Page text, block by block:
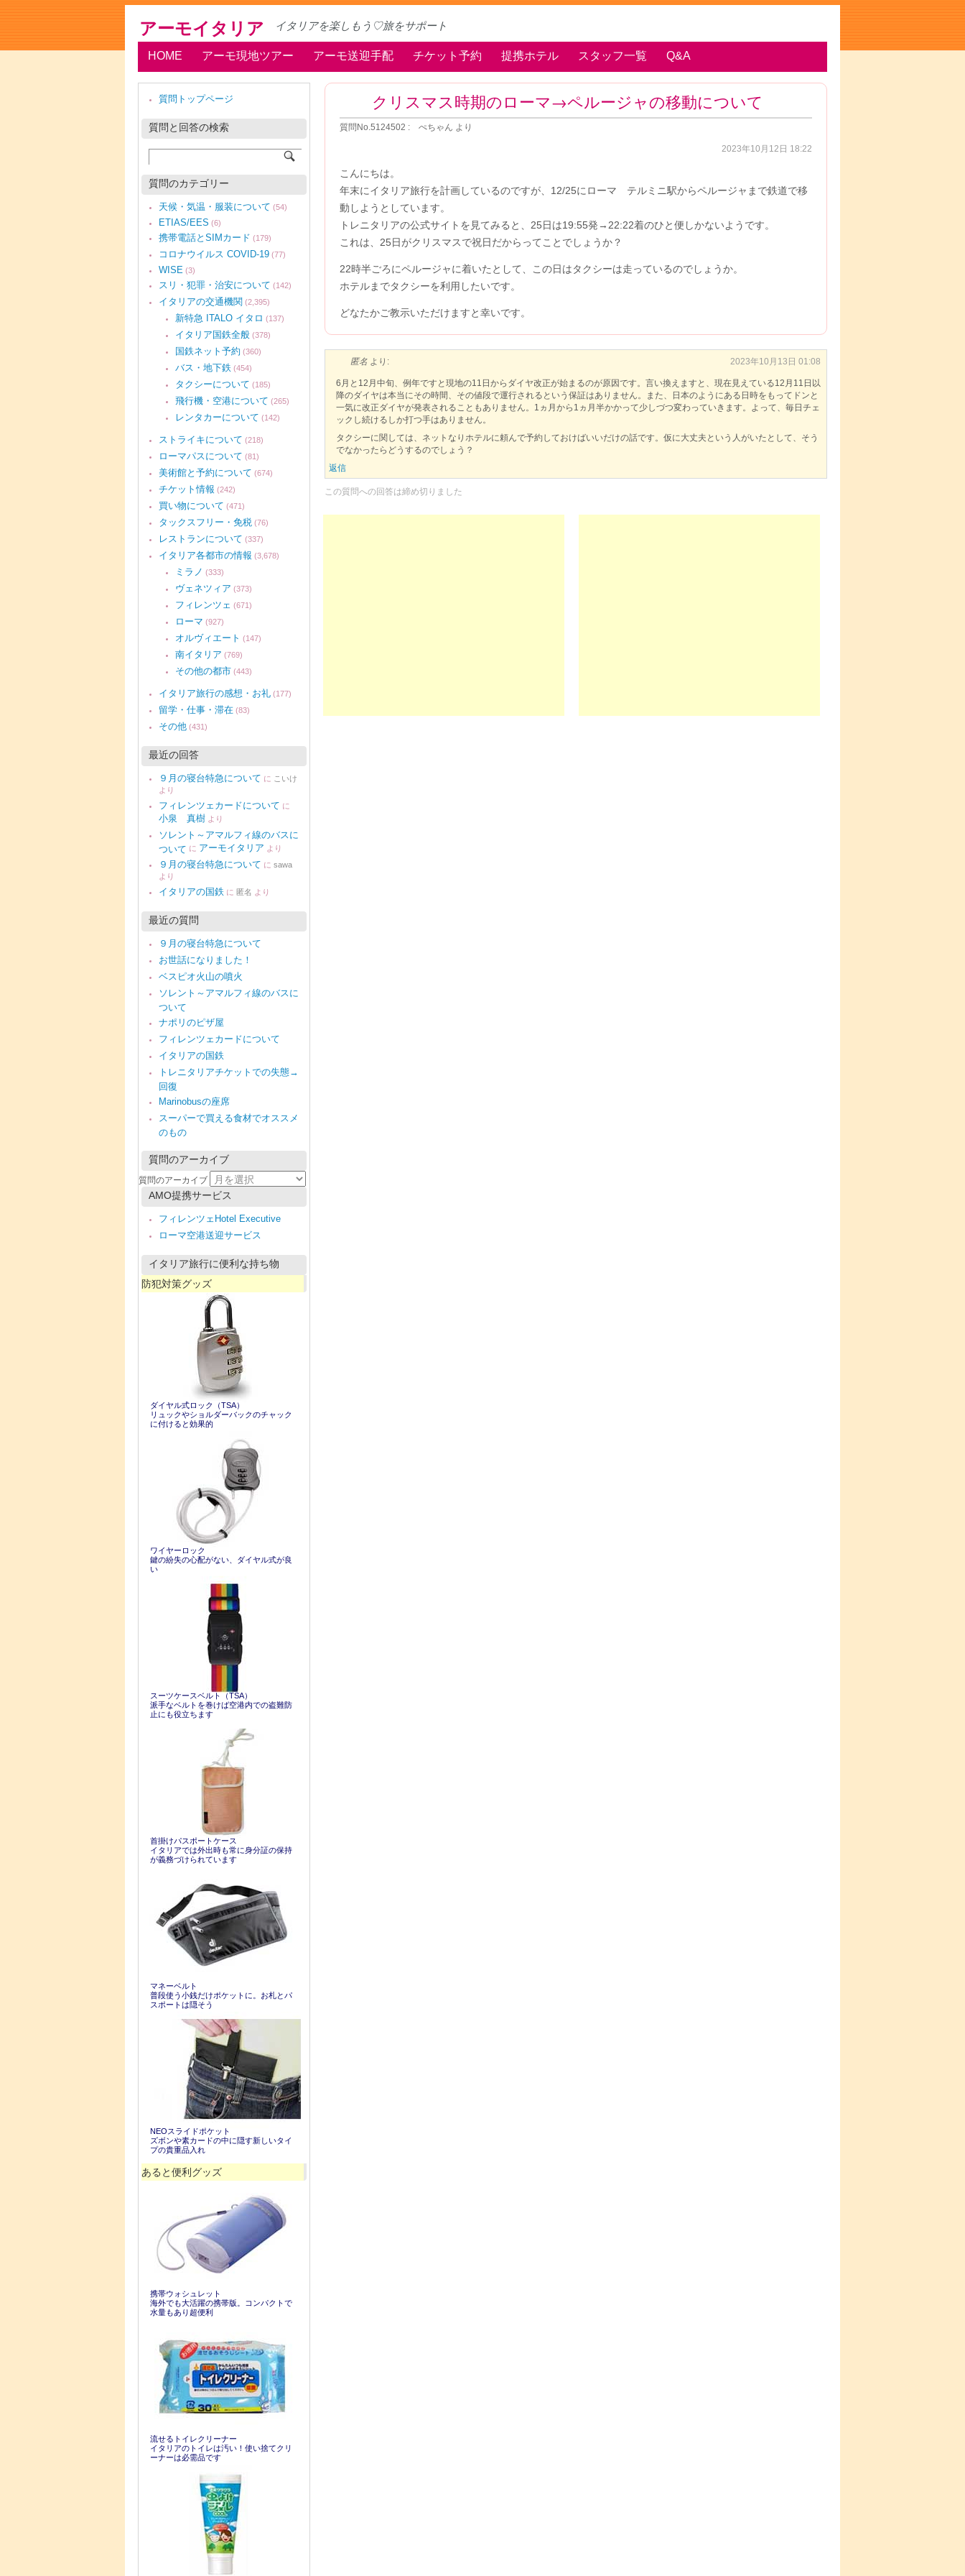
アーモイタリア イタリアを楽しもう♡旅をサポート
HOME アーモ現地ツアー アーモ送迎手配 チケット予約 提携ホテル スタッフ一覧 Q&A
クリスマス時期のローマ→ペルージャの移動について
質問No.5124502 : ぺちゃん より
2023年10月12日 18:22
こんにちは。
年末にイタリア旅行を計画しているのですが、12/25にローマ テルミニ駅からペルージャまで鉄道で移
動しようとしています。
トレニタリアの公式サイトを見てみると、25日は19:55発→22:22着のひと便しかないようです。
これは、25日がクリスマスで祝日だからってことでしょうか？
22時半ごろにペルージャに着いたとして、この日はタクシーは走っているのでしょうか。
ホテルまでタクシーを利用したいです。
どなたかご教示いただけますと幸いです。
匿名 より: 2023年10月13日 01:08
6月と12月中旬、例年ですと現地の11日からダイヤ改正が始まるのが原因です。言い換えますと、現在見えている12月11日以
降のダイヤは本当にその時間、その値段で運行されるという保証はありません。また、日本のようにある日時をもってドンと
一気に改正ダイヤが発表されることもありません。1ヵ月から1ヵ月半かかって少しづつ変わっていきます。よって、毎日チェ
ックし続けるしか打つ手はありません。
タクシーに関しては、ネットなりホテルに頼んで予約しておけばいいだけの話です。仮に大丈夫という人がいたとして、そう
でなかったらどうするのでしょう？
返信
この質問への回答は締め切りました
質問トップページ
質問と回答の検索
質問のカテゴリー
天候・気温・服装について (54)
ETIAS/EES (6)
携帯電話とSIMカード (179)
コロナウイルス COVID-19 (77)
WISE (3)
スリ・犯罪・治安について (142)
イタリアの交通機関 (2,395)
新特急 ITALO イタロ (137)
イタリア国鉄全般 (378)
国鉄ネット予約 (360)
バス・地下鉄 (454)
タクシーについて (185)
飛行機・空港について (265)
レンタカーについて (142)
ストライキについて (218)
ローマパスについて (81)
美術館と予約について (674)
チケット情報 (242)
買い物について (471)
タックスフリー・免税 (76)
レストランについて (337)
イタリア各都市の情報 (3,678)
ミラノ (333)
ヴェネツィア (373)
フィレンツェ (671)
ローマ (927)
オルヴィエート (147)
南イタリア (769)
その他の都市 (443)
イタリア旅行の感想・お礼 (177)
留学・仕事・滞在 (83)
その他 (431)
最近の回答
９月の寝台特急について に こいけ
より
フィレンツェカードについて に
小泉 真樹 より
ソレント～アマルフィ線のバスに
ついて に アーモイタリア より
９月の寝台特急について に sawa
より
イタリアの国鉄 に 匿名 より
最近の質問
９月の寝台特急について
お世話になりました！
ベスピオ火山の噴火
ソレント～アマルフィ線のバスに
ついて
ナポリのピザ屋
フィレンツェカードについて
イタリアの国鉄
トレニタリアチケットでの失態→
回復
Marinobusの座席
スーパーで買える食材でオススメ
のもの
質問のアーカイブ
質問のアーカイブ
AMO提携サービス
フィレンツェHotel Executive
ローマ空港送迎サービス
イタリア旅行に便利な持ち物
防犯対策グッズ
ダイヤル式ロック（TSA）
リュックやショルダーバックのチャック
に付けると効果的
ワイヤーロック
鍵の紛失の心配がない、ダイヤル式が良
い
スーツケースベルト（TSA）
派手なベルトを巻けば空港内での盗難防
止にも役立ちます
首掛けパスポートケース
イタリアでは外出時も常に身分証の保持
が義務づけられています
マネーベルト
普段使う小銭だけポケットに。お札とパ
スポートは隠そう
NEOスライドポケット
ズボンや素カードの中に隠す新しいタイ
プの貴重品入れ
あると便利グッズ
携帯ウォシュレット
海外でも大活躍の携帯版。コンパクトで
水量もあり超便利
流せるトイレクリーナー
イタリアのトイレは汚い！使い捨てクリ
ーナーは必需品です